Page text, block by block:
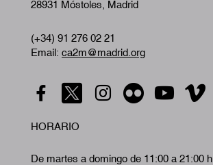
28931 Móstoles, Madrid
(+34) 91 276 02 21
Email: ca2m@madrid.org
HORARIO
De martes a domingo de 11:00 a 21:00 h